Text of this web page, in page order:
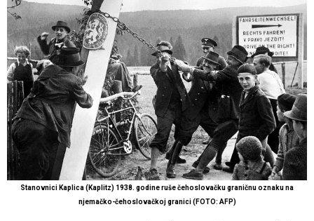
Stanovnici Kaplica (Kaplitz) 1938. godine ruše čehoslovačku graničnu oznaku na
njemačko-čehoslovačkoj granici (FOTO: AFP)